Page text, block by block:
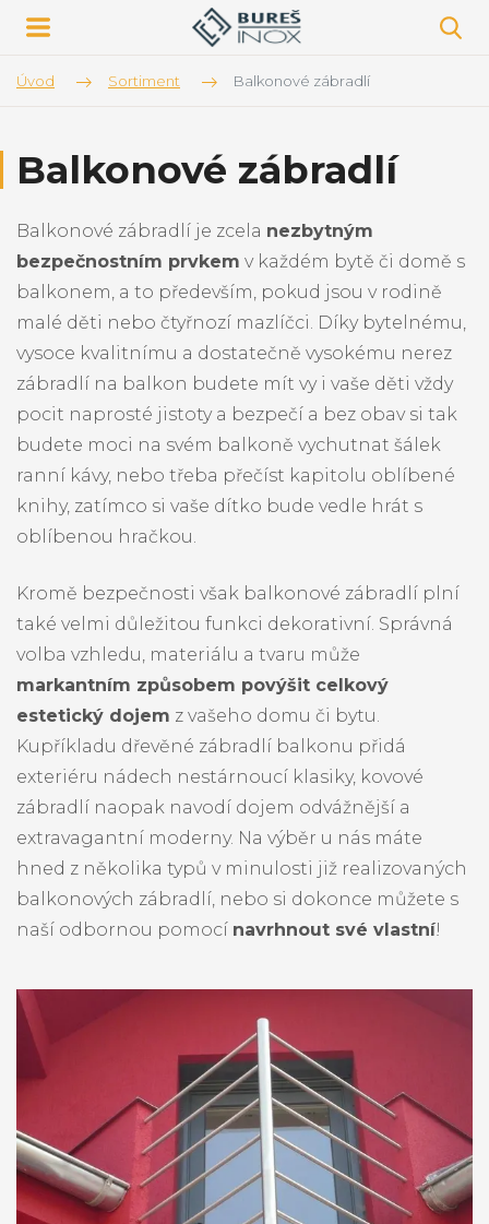
Úvod Sortiment Balkonové zábradlí
Balkonové zábradlí
Balkonové zábradlí je zcela nezbytným
bezpečnostním prvkem v každém bytě či domě s
balkonem, a to především, pokud jsou v rodině
malé děti nebo čtyřnozí mazlíčci. Díky bytelnému,
vysoce kvalitnímu a dostatečně vysokému nerez
zábradlí na balkon budete mít vy i vaše děti vždy
pocit naprosté jistoty a bezpečí a bez obav si tak
budete moci na svém balkoně vychutnat šálek
ranní kávy, nebo třeba přečíst kapitolu oblíbené
knihy, zatímco si vaše dítko bude vedle hrát s
oblíbenou hračkou.
Kromě bezpečnosti však balkonové zábradlí plní
také velmi důležitou funkci dekorativní. Správná
volba vzhledu, materiálu a tvaru může
markantním způsobem povýšit celkový
estetický dojem z vašeho domu či bytu.
Kupříkladu dřevěné zábradlí balkonu přidá
exteriéru nádech nestárnoucí klasiky, kovové
zábradlí naopak navodí dojem odvážnější a
extravagantní moderny. Na výběr u nás máte
hned z několika typů v minulosti již realizovaných
balkonových zábradlí, nebo si dokonce můžete s
naší odbornou pomocí navrhnout své vlastní!